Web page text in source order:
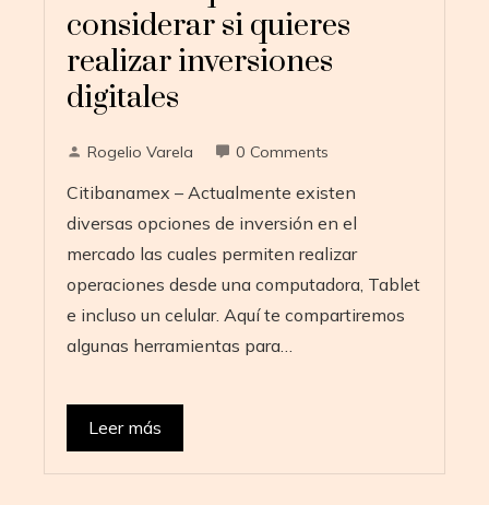
considerar si quieres
realizar inversiones
digitales
Rogelio Varela 0 Comments
Citibanamex – Actualmente existen
diversas opciones de inversión en el
mercado las cuales permiten realizar
operaciones desde una computadora, Tablet
e incluso un celular. Aquí te compartiremos
algunas herramientas para…
Leer más